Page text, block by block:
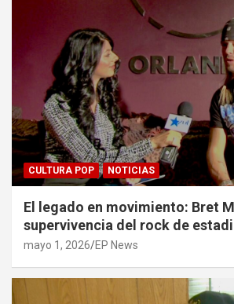
CULTURA POP NOTICIAS
El legado en movimiento: Bret
supervivencia del rock de
mayo 1, 2026 EP News